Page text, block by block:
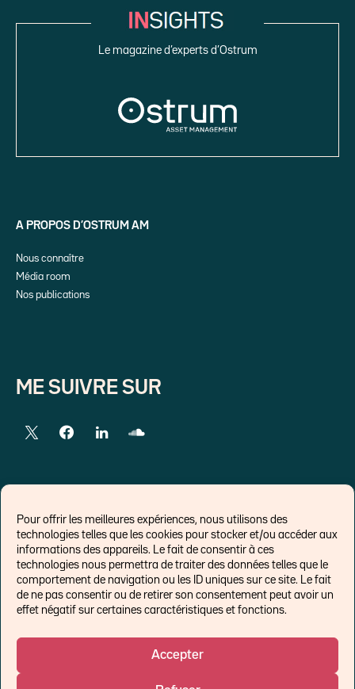
Pour offrir les meilleures expériences, nous utilisons des
technologies telles que les cookies pour stocker et/ou accéder aux
informations des appareils. Le fait de consentir à ces
technologies nous permettra de traiter des données telles que le
comportement de navigation ou les ID uniques sur ce site. Le fait
de ne pas consentir ou de retirer son consentement peut avoir un
effet négatif sur certaines caractéristiques et fonctions.
Accepter
Le magazine d’experts d’Ostrum
A PROPOS D’OSTRUM AM
Nous connaître
Média room
Nos publications
ME SUIVRE SUR
LIENS EXTERNES
Chroniques pour Forbes
Economistes
Think tank
Politique de cookies (UE)